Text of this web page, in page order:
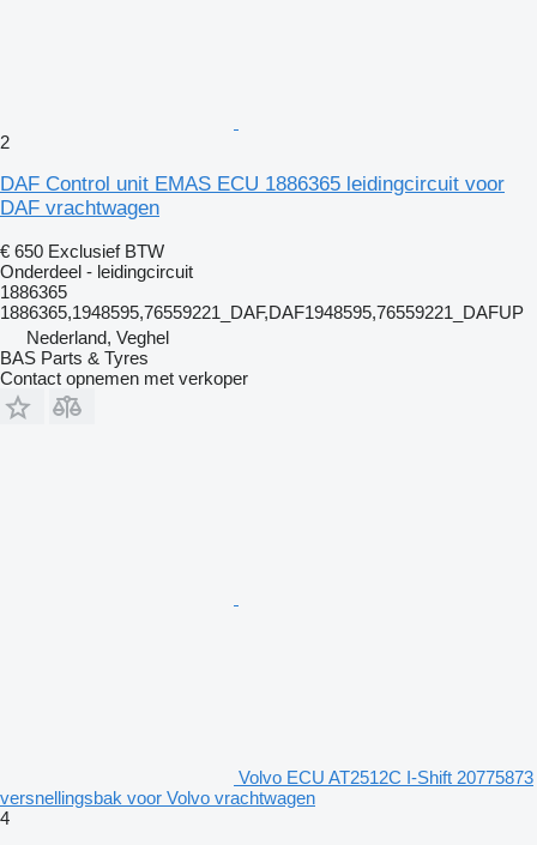
2
DAF Control unit EMAS ECU 1886365 leidingcircuit voor
DAF vrachtwagen
€ 650 Exclusief BTW
Onderdeel - leidingcircuit
1886365
1886365,1948595,76559221_DAF,DAF1948595,76559221_DAFUP
Nederland, Veghel
BAS Parts & Tyres
Contact opnemen met verkoper
Volvo ECU AT2512C I-Shift 20775873
versnellingsbak voor Volvo vrachtwagen
4